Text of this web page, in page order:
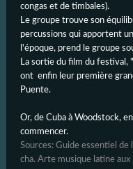
congas et de timbales).
Le groupe trouve son
percussions qui apportent
l'époque, prend le groupe
La sortie du film du festival,
ont enfin leur première
Puente.
Or, de Cuba à Woodstock,
commencer.
Sources: Guide essentiel de
cha. Arte musique latine aux